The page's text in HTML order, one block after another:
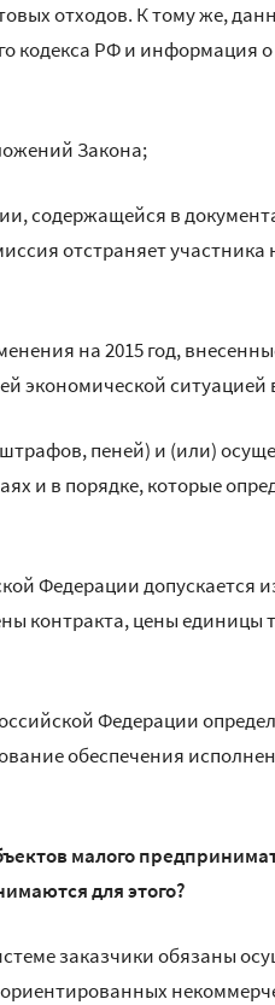
отходов. К тому же,
кодекса РФ и информация о
Закона;
содержащейся в
отстраняет
на 2015 год,
экономической ситуацией
пеней) и (или)
и в порядке, которые
Федерации допускается
контракта, цены единицы
Федерации
обеспечения
малого
для этого?
заказчики обязаны